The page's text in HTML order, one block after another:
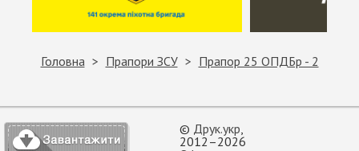
Головна Прапори ЗСУ Прапор 25 ОПДБр - 2
© Друк.укр
2012–2026